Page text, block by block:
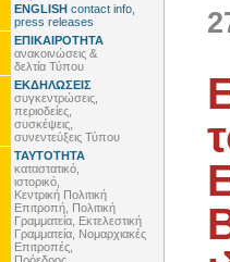
ENGLISH contact info,
press releases
ΕΠΙΚΑΙΡΟΤΗΤΑ
ανακοινώσεις &
δελτία Τύπου
ΕΚΔΗΛΩΣΕΙΣ
συγκεντρώσεις,
περιοδείες,
συσκέψεις,
συνεντεύξεις Τύπου
ΤΑΥΤΟΤΗΤΑ
καταστατικό,
ιστορικό,
Κεντρική Πολιτική
Επιτροπή, Πολιτική
Γραμματεία, Εκτελεστική
Γραμματεία, Νομαρχιακές
Επιτροπές,